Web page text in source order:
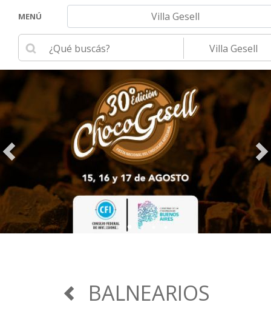
MENÚ Navegar hacia otra localidad
Ingrese su búsqueda Seleccione una
BALNEARIOS